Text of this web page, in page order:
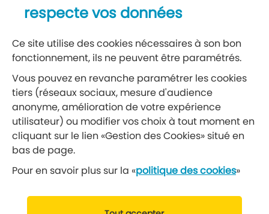
Réseaux sociaux
Suivez-nous
Retrouvez nous sur Facebook
respecte vos données
Ce site utilise des cookies nécessaires à son bon
fonctionnement, ils ne peuvent être paramétrés.
Vous pouvez en revanche paramétrer les cookies
tiers (réseaux sociaux, mesure d'audience
anonyme, amélioration de votre expérience
utilisateur) ou modifier vos choix à tout moment en
cliquant sur le lien «Gestion des Cookies» situé en
bas de page.
Pour en savoir plus sur la «politique des cookies»